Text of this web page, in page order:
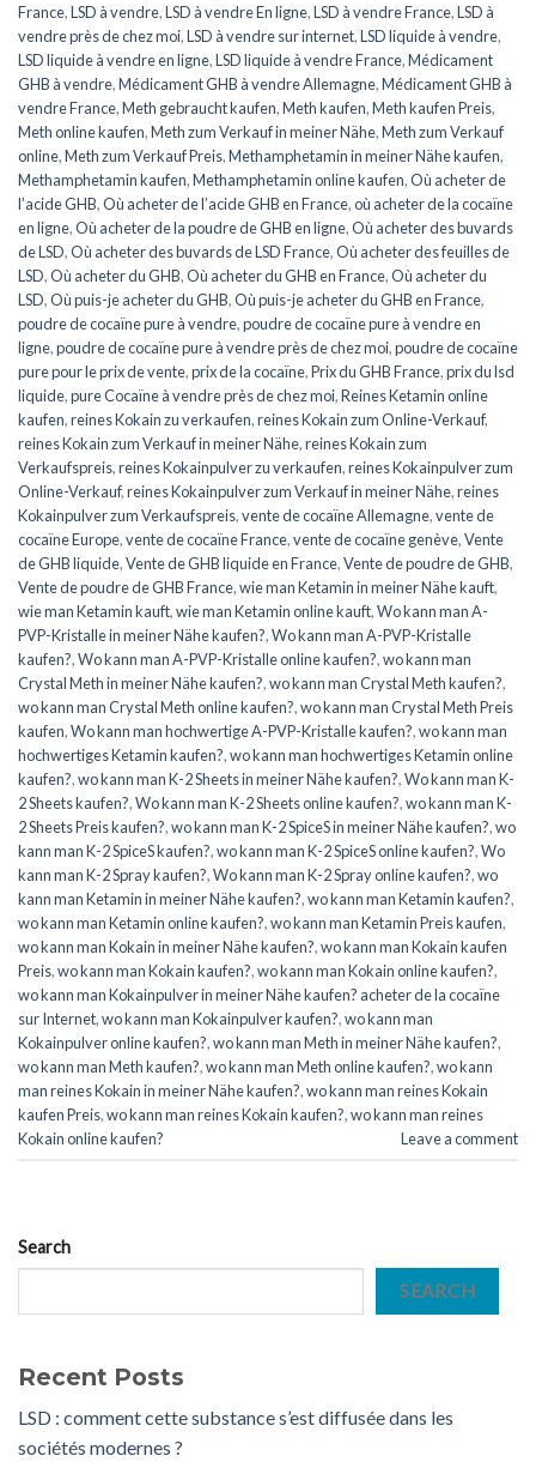
France,LSD à vendre,LSD à vendre En ligne,LSD à vendre France,LSD à
vendre près de chez moi,LSD à vendre sur internet,LSD liquide à vendre,
LSD liquide à vendre en ligne,LSD liquide à vendre France,Médicament
GHB à vendre,Médicament GHB à vendre Allemagne,Médicament GHB à
vendre France,Meth gebraucht kaufen,Meth kaufen,Meth kaufen Preis,
Meth online kaufen,Meth zum Verkauf in meiner Nähe,Meth zum Verkauf
online,Meth zum Verkauf Preis,Methamphetamin in meiner Nähe kaufen,
Methamphetamin kaufen,Methamphetamin online kaufen,Où acheter de
l’acide GHB,Où acheter de l’acide GHB en France,où acheter de la cocaïne
en ligne,Où acheter de la poudre de GHB en ligne,Où acheter des buvards
de LSD,Où acheter des buvards de LSD France,Où acheter des feuilles de
LSD,Où acheter du GHB,Où acheter du GHB en France,Où acheter du
LSD,Où puis-je acheter du GHB,Où puis-je acheter du GHB en France,
poudre de cocaïne pure à vendre,poudre de cocaïne pure à vendre en
ligne,poudre de cocaïne pure à vendre près de chez moi,poudre de cocaïne
pure pour le prix de vente,prix de la cocaïne,Prix du GHB France,prix du lsd
liquide,pure Cocaïne à vendre près de chez moi,Reines Ketamin online
kaufen,reines Kokain zu verkaufen,reines Kokain zum Online-Verkauf,
reines Kokain zum Verkauf in meiner Nähe,reines Kokain zum
Verkaufspreis,reines Kokainpulver zu verkaufen,reines Kokainpulver zum
Online-Verkauf,reines Kokainpulver zum Verkauf in meiner Nähe,reines
Kokainpulver zum Verkaufspreis,vente de cocaïne Allemagne,vente de
cocaïne Europe,vente de cocaïne France,vente de cocaïne genève,Vente
de GHB liquide,Vente de GHB liquide en France,Vente de poudre de GHB,
Vente de poudre de GHB France,wie man Ketamin in meiner Nähe kauft,
wie man Ketamin kauft,wie man Ketamin online kauft,Wo kann man A-
PVP-Kristalle in meiner Nähe kaufen?,Wo kann man A-PVP-Kristalle
kaufen?,Wo kann man A-PVP-Kristalle online kaufen?,wo kann man
Crystal Meth in meiner Nähe kaufen?,wo kann man Crystal Meth kaufen?,
wo kann man Crystal Meth online kaufen?,wo kann man Crystal Meth Preis
kaufen,Wo kann man hochwertige A-PVP-Kristalle kaufen?,wo kann man
hochwertiges Ketamin kaufen?,wo kann man hochwertiges Ketamin online
kaufen?,wo kann man K-2 Sheets in meiner Nähe kaufen?,Wo kann man K-
2 Sheets kaufen?,Wo kann man K-2 Sheets online kaufen?,wo kann man K-
2 Sheets Preis kaufen?,wo kann man K-2 SpiceS in meiner Nähe kaufen?,wo
kann man K-2 SpiceS kaufen?,wo kann man K-2 SpiceS online kaufen?,Wo
kann man K-2 Spray kaufen?,Wo kann man K-2 Spray online kaufen?,wo
kann man Ketamin in meiner Nähe kaufen?,wo kann man Ketamin kaufen?,
wo kann man Ketamin online kaufen?,wo kann man Ketamin Preis kaufen,
wo kann man Kokain in meiner Nähe kaufen?,wo kann man Kokain kaufen
Preis,wo kann man Kokain kaufen?,wo kann man Kokain online kaufen?,
wo kann man Kokainpulver in meiner Nähe kaufen? acheter de la cocaïne
sur Internet,wo kann man Kokainpulver kaufen?,wo kann man
Kokainpulver online kaufen?,wo kann man Meth in meiner Nähe kaufen?,
wo kann man Meth kaufen?,wo kann man Meth online kaufen?,wo kann
man reines Kokain in meiner Nähe kaufen?,wo kann man reines Kokain
kaufen Preis,wo kann man reines Kokain kaufen?,wo kann man reines
Kokain online kaufen?
Leave a comment
Search
SEARCH
Recent Posts
LSD : comment cette substance s’est diffusée dans les
sociétés modernes ?